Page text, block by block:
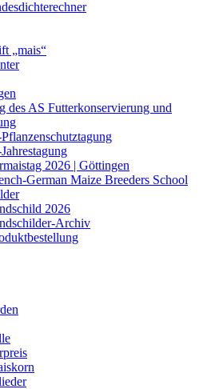
„mais“
des AS Futterkonservierung und
2026 | Göttingen
German Maize Breeders School
2026
Archiv